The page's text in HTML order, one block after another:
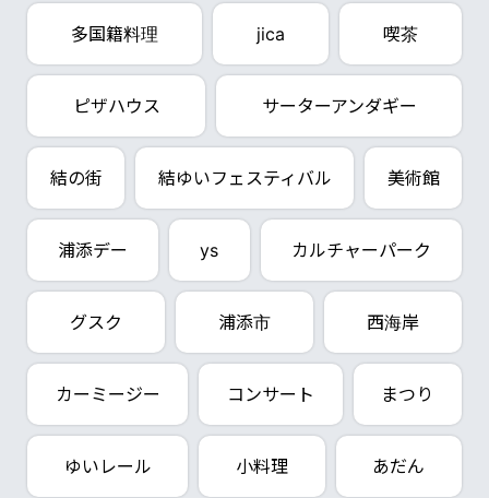
多国籍料理 jica 喫茶
ピザハウス サーターアンダギー
結の街 結ゆいフェスティバル 美術館
浦添デー ys カルチャーパーク
グスク 浦添市 西海岸
カーミージー コンサート まつり
ゆいレール 小料理 あだん